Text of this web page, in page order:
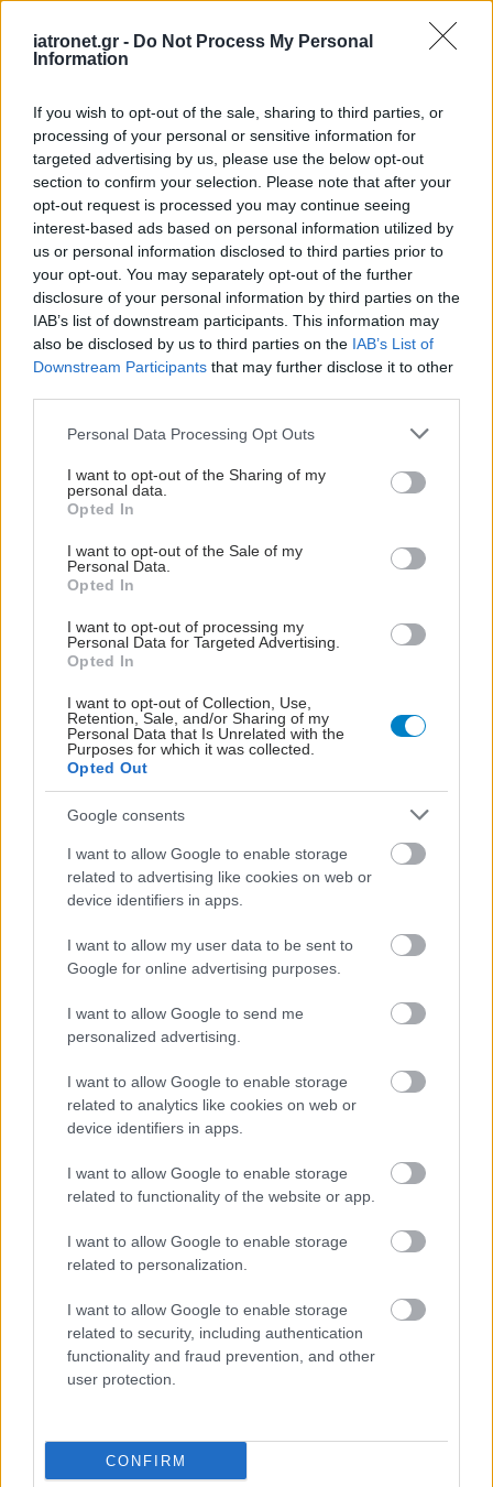
iatronet.gr - Do Not Process My Personal
Information
If you wish to opt-out of the sale, sharing to third parties, or
processing of your personal or sensitive information for
targeted advertising by us, please use the below opt-out
section to confirm your selection. Please note that after your
opt-out request is processed you may continue seeing
interest-based ads based on personal information utilized by
us or personal information disclosed to third parties prior to
your opt-out. You may separately opt-out of the further
disclosure of your personal information by third parties on the
IAB’s list of downstream participants. This information may
also be disclosed by us to third parties on the IAB’s List of
Downstream Participants that may further disclose it to other
Please note that this website/app uses one or more Google
not limited to your visit or usage behaviour. You may click to
grant or deny consent to Google and its third-party tags to
use your data for below specified purposes in below Google
consent section.
Personal Data Processing Opt Outs
I want to opt-out of the Sharing of my
personal data.
Opted In
I want to opt-out of the Sale of my
Personal Data.
Opted In
I want to opt-out of processing my
Personal Data for Targeted Advertising.
Opted In
I want to opt-out of Collection, Use,
Retention, Sale, and/or Sharing of my
Personal Data that Is Unrelated with the
Purposes for which it was collected.
Opted Out
Google consents
I want to allow Google to enable storage
related to advertising like cookies on web or
device identifiers in apps.
I want to allow my user data to be sent to
Google for online advertising purposes.
I want to allow Google to send me
personalized advertising.
I want to allow Google to enable storage
related to analytics like cookies on web or
device identifiers in apps.
I want to allow Google to enable storage
related to functionality of the website or app.
I want to allow Google to enable storage
related to personalization.
I want to allow Google to enable storage
related to security, including authentication
functionality and fraud prevention, and other
user protection.
CONFIRM
ακόμη θα αγνοείτε τους
ασθενείς με ΙΦΝΕ;''
ασθενών
ΔΕΙΤΕ ΕΠΙΣΗΣ